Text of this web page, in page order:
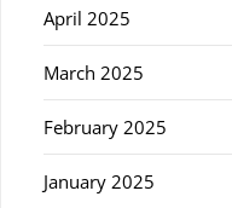
April 2025
March 2025
February 2025
January 2025